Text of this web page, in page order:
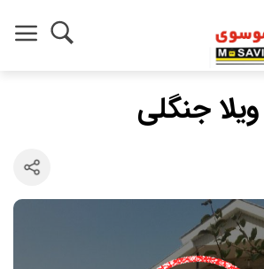
ویلا جنگلی